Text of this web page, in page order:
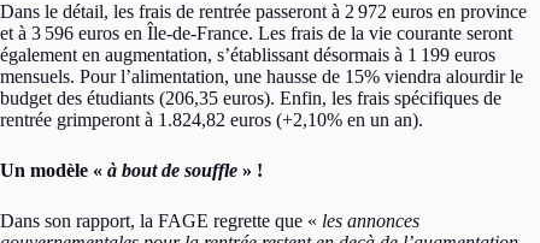
Dans le détail, les frais de rentrée passeront à 2 972 euros en province
et à 3 596 euros en Île-de-France. Les frais de la vie courante seront
également en augmentation, s’établissant désormais à 1 199 euros
mensuels. Pour l’alimentation, une hausse de 15% viendra alourdir le
budget des étudiants (206,35 euros). Enfin, les frais spécifiques de
rentrée grimperont à 1.824,82 euros (+2,10% en un an).
Un modèle « à bout de souffle » !
Dans son rapport, la FAGE regrette que « les annonces